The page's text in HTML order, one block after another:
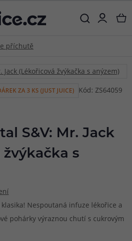
ZA 3 KS (JUST JUICE) Kód: ZS64059
S&V: Mr. Jack
s
Nespoutaná infuze lékořice a
pohárky výraznou chutí s cukrovým